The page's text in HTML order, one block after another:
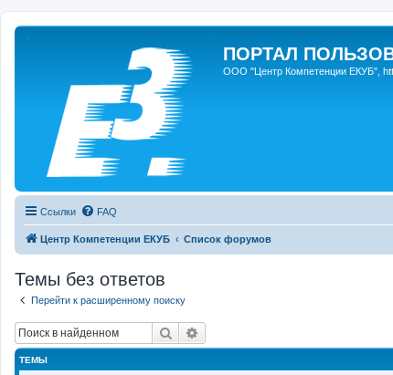
ПОРТАЛ
ООО "Центр Компетенции ЕКУБ",
Ссылки FAQ
Центр Компетенции ЕКУБ Список форумов
Темы без ответов
Перейти к расширенному поиску
Поиск
ТЕМЫ